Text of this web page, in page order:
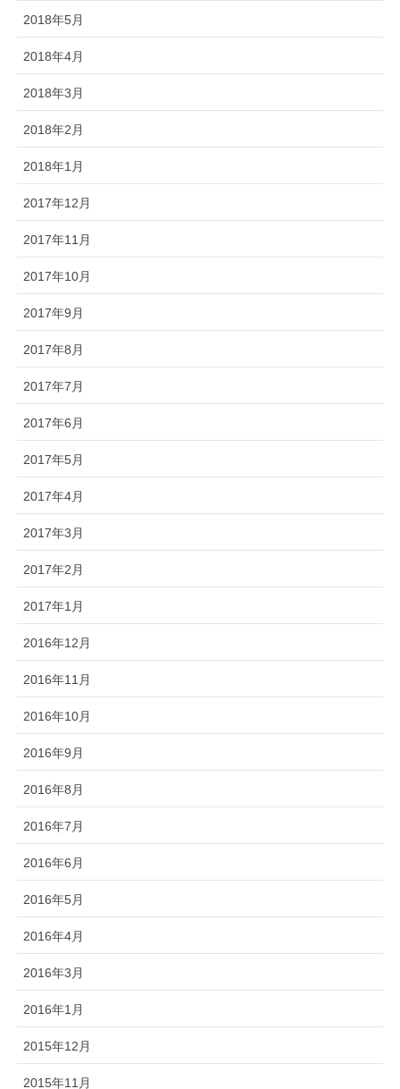
2018年5月
2018年4月
2018年3月
2018年2月
2018年1月
2017年12月
2017年11月
2017年10月
2017年9月
2017年8月
2017年7月
2017年6月
2017年5月
2017年4月
2017年3月
2017年2月
2017年1月
2016年12月
2016年11月
2016年10月
2016年9月
2016年8月
2016年7月
2016年6月
2016年5月
2016年4月
2016年3月
2016年1月
2015年12月
2015年11月